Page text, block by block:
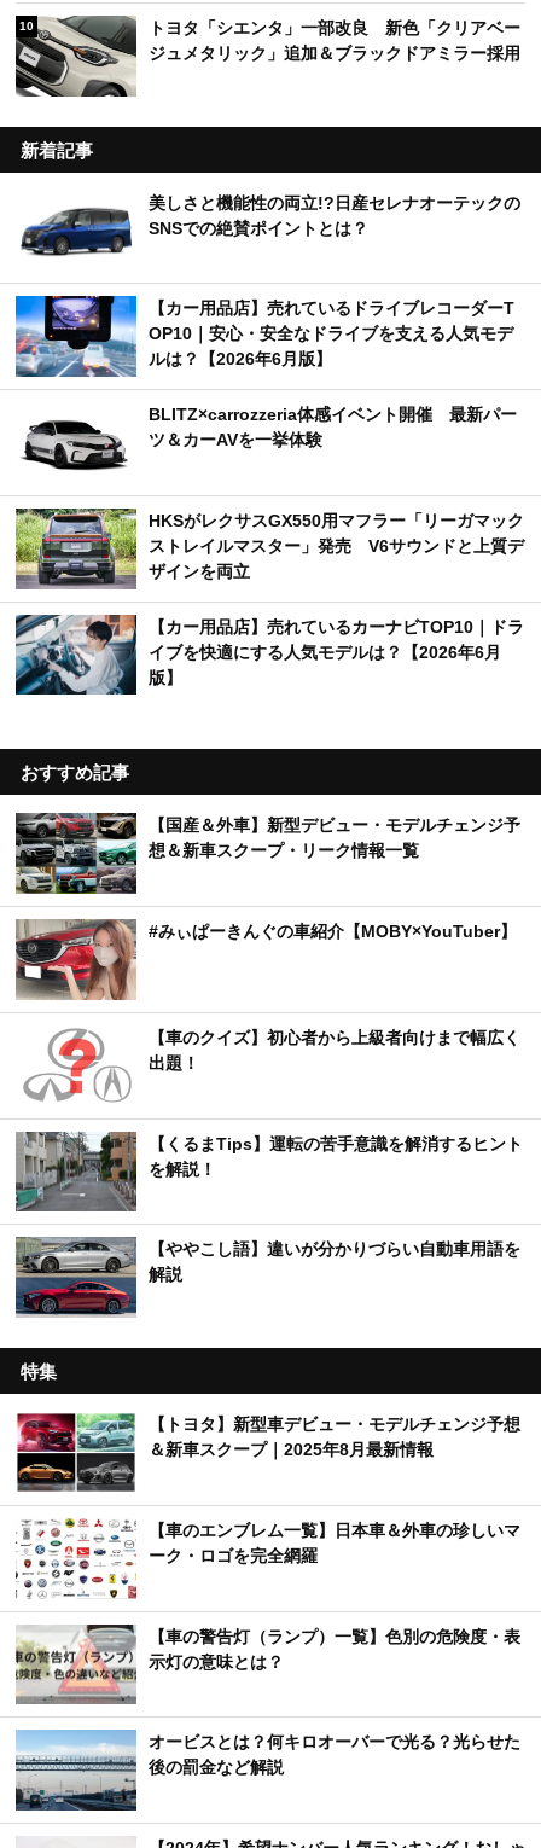
10
トヨタ「シエンタ」一部改良 新色「クリアベー
ジュメタリック」追加＆ブラックドアミラー採用
新着記事
美しさと機能性の両立!?日産セレナオーテックの
SNSでの絶賛ポイントとは？
【カー用品店】売れているドライブレコーダーT
OP10｜安心・安全なドライブを支える人気モデ
ルは？【2026年6月版】
BLITZ×carrozzeria体感イベント開催 最新パー
ツ＆カーAVを一挙体験
HKSがレクサスGX550用マフラー「リーガマック
ストレイルマスター」発売 V6サウンドと上質デ
ザインを両立
【カー用品店】売れているカーナビTOP10｜ドラ
イブを快適にする人気モデルは？【2026年6月
版】
おすすめ記事
【国産＆外車】新型デビュー・モデルチェンジ予
想＆新車スクープ・リーク情報一覧
#みぃぱーきんぐの車紹介【MOBY×YouTuber】
【車のクイズ】初心者から上級者向けまで幅広く
出題！
【くるまTips】運転の苦手意識を解消するヒント
を解説！
【ややこし語】違いが分かりづらい自動車用語を
解説
特集
【トヨタ】新型車デビュー・モデルチェンジ予想
＆新車スクープ｜2025年8月最新情報
【車のエンブレム一覧】日本車＆外車の珍しいマ
ーク・ロゴを完全網羅
【車の警告灯（ランプ）一覧】色別の危険度・表
示灯の意味とは？
オービスとは？何キロオーバーで光る？光らせた
後の罰金など解説